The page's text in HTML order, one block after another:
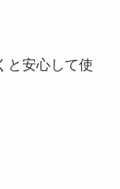
と安心して使